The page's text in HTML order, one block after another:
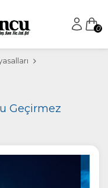
0
Geçirmez